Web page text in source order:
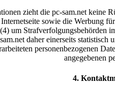
zieht die pc-sam.net keine
sowie die Werbung
um
daher einerseits
personenbezogenen
angegebenen
4.